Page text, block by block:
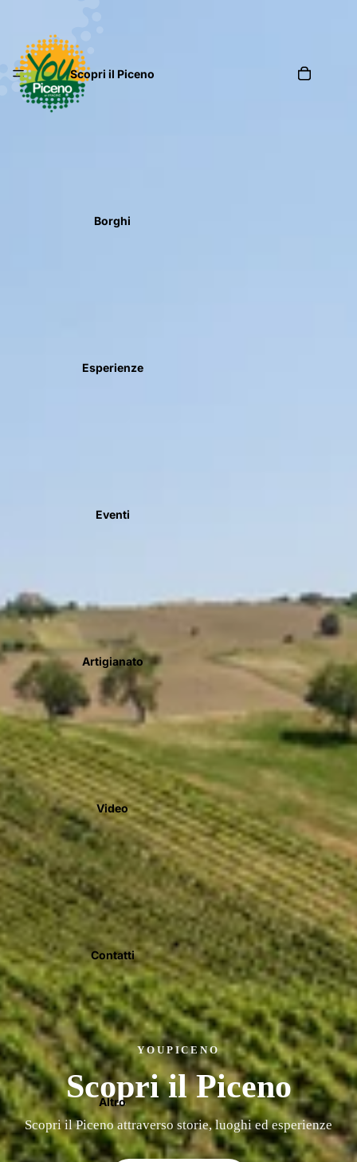
Scopri il Piceno
Borghi
Esperienze
Eventi
Artigianato
Video
Contatti
Altro
YOUPICENO
Scopri il Piceno
Scopri il Piceno attraverso storie, luoghi ed esperienze